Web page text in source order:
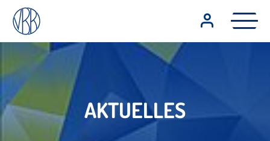
AKTUELLES